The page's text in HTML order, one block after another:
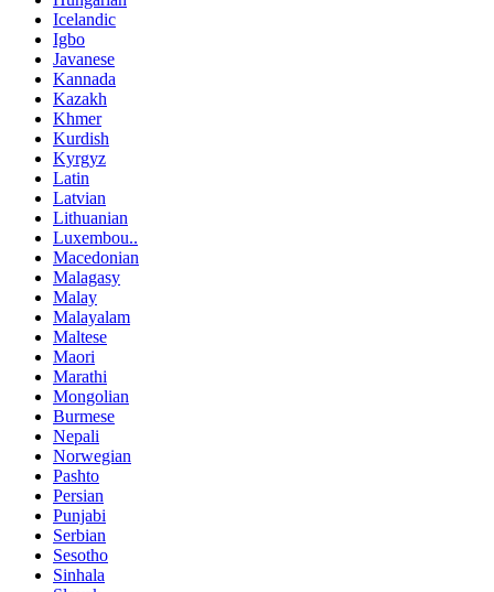
Icelandic
Igbo
Javanese
Kannada
Kazakh
Khmer
Kurdish
Kyrgyz
Latin
Latvian
Lithuanian
Luxembou..
Macedonian
Malagasy
Malay
Malayalam
Maltese
Maori
Marathi
Mongolian
Burmese
Nepali
Norwegian
Pashto
Persian
Punjabi
Serbian
Sesotho
Sinhala